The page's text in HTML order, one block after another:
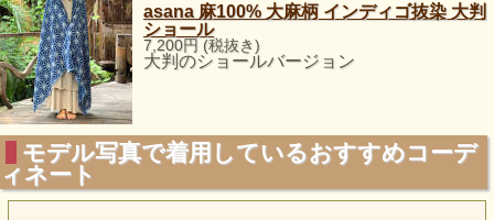
asana 麻100% 大麻柄 インディゴ抜染 大判
ショール
7,200円 (税抜き)
大判のショールバージョン
モデル写真で着用しているおすすめコーデ
ィネート